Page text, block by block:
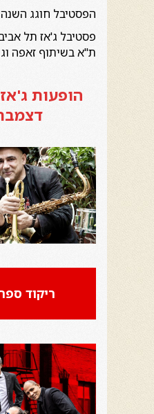
הפסטיבל חוגג השנה
פסטיבל ג'אז תל
ת"א בשיתוף זאפה
הופעות
דצמבר
ריקוד